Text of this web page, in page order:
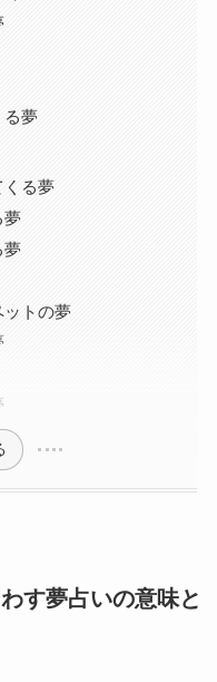
る夢
くる夢
夢
夢
ットの夢
す夢占いの意味と